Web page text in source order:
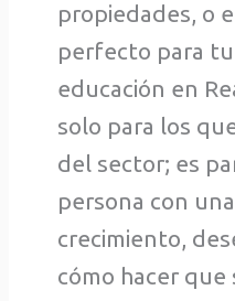
propiedades, o
perfecto para tu
educación en
solo para los
del sector; es
persona con
crecimiento,
cómo hacer que